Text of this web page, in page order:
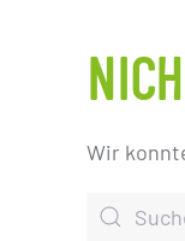
Wir